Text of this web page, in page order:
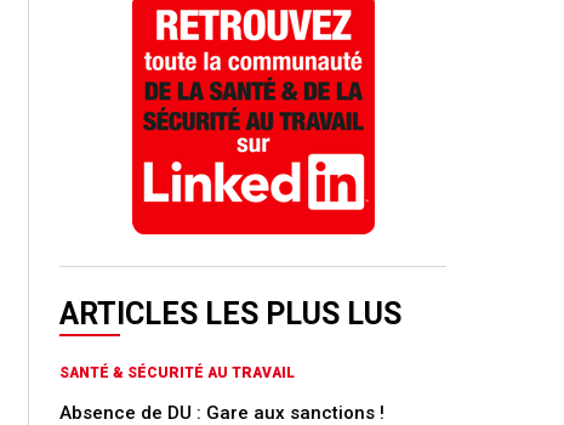
ARTICLES LES PLUS LUS
SANTÉ & SÉCURITÉ AU TRAVAIL
Absence de DU : Gare aux sanctions !